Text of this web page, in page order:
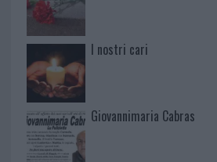
I nostri cari
Giovannimaria Cabras